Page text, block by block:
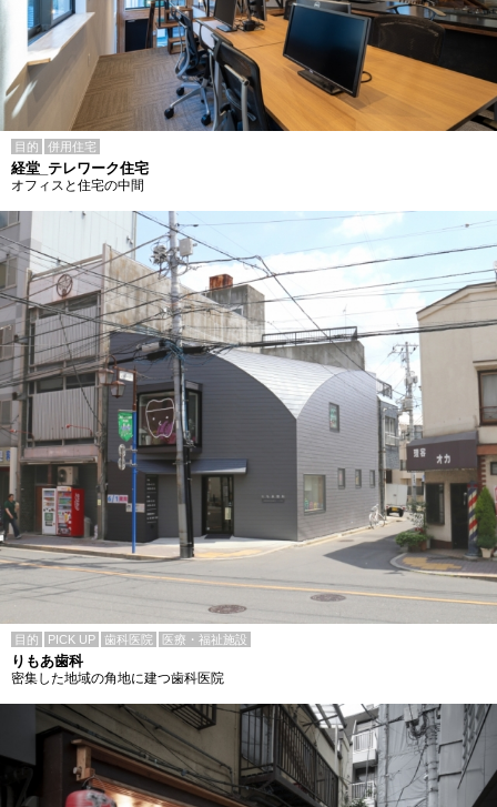
目的 併用住宅
経堂_テレワーク住宅
オフィスと住宅の中間
目的 PICK UP 歯科医院 医療・福祉施設
りもあ歯科
密集した地域の角地に建つ歯科医院